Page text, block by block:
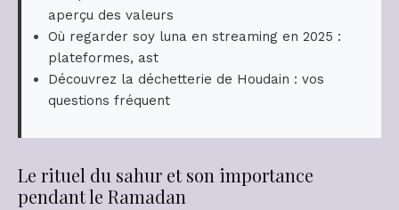
aperçu des valeurs
Où regarder soy luna en streaming en 2025 :
plateformes, ast
Découvrez la déchetterie de Houdain : vos
questions fréquent
Le rituel du sahur et son importance
pendant le Ramadan